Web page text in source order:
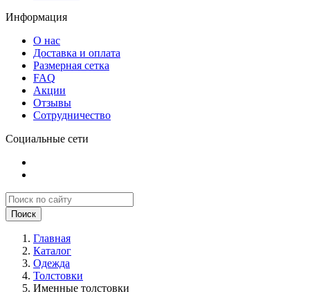
Информация
О нас
Доставка и оплата
Размерная сетка
FAQ
Акции
Отзывы
Сотрудничество
Социальные сети
Поиск
Главная
Каталог
Одежда
Толстовки
Именные толстовки